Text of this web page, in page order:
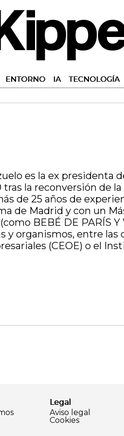
ENTORNO IA TECNOLOGÍA
es la ex presidenta
tras la reconversión de
de 25 años de
de Madrid y con un
BEBÉ DE PARÍS
y organismos, entre las
(CEOE) o el
Legal
Aviso legal
Cookies